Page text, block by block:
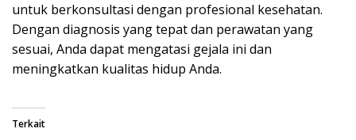
untuk berkonsultasi dengan profesional kesehatan.
Dengan diagnosis yang tepat dan perawatan yang
sesuai, Anda dapat mengatasi gejala ini dan
meningkatkan kualitas hidup Anda.
Terkait